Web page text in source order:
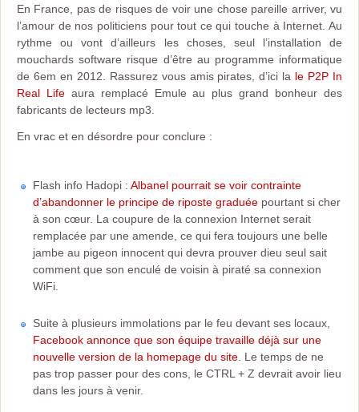
En France, pas de risques de voir une chose pareille arriver, vu
l’amour de nos politiciens pour tout ce qui touche à Internet. Au
rythme ou vont d’ailleurs les choses, seul l’installation de
mouchards software risque d’être au programme informatique
de 6em en 2012. Rassurez vous amis pirates, d’ici la le P2P In
Real Lifeaura remplacé Emule au plus grand bonheur des
fabricants de lecteurs mp3.
En vrac et en désordre pour conclure :
Flash info Hadopi : Albanel pourrait se voir contrainte
d’abandonner le principe de riposte graduée pourtant si cher
à son cœur. La coupure de la connexion Internet serait
remplacée par une amende, ce qui fera toujours une belle
jambe au pigeon innocent qui devra prouver dieu seul sait
comment que son enculé de voisin à piraté sa connexion
WiFi.
Suite à plusieurs immolations par le feu devant ses locaux,
Facebook annonce que son équipe travaille déjà sur une
nouvelle version de la homepage du site . Le temps de ne
pas trop passer pour des cons, le CTRL + Z devrait avoir lieu
dans les jours à venir.